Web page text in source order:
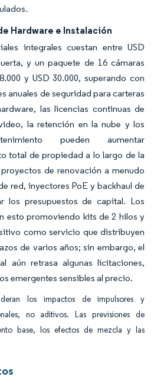
Hardware e Instalación
integrales cuestan entre USD
y un paquete de 16 cámaras
y USD 30.000, superando con
anuales de seguridad para carteras
las licencias continuas de
la retención en la nube y los
pueden aumentar
total de propiedad a lo largo de la
de renovación a menudo
red, inyectores PoE y backhaul de
los presupuestos de capital. Los
esto promoviendo kits de 2 hilos y
como servicio que distribuyen
de varios años; sin embargo, el
aún retrasa algunas licitaciones,
emergentes sensibles al precio.
los impactos de impulsores y
no aditivos. Las previsiones de
base, los efectos de mezcla y las